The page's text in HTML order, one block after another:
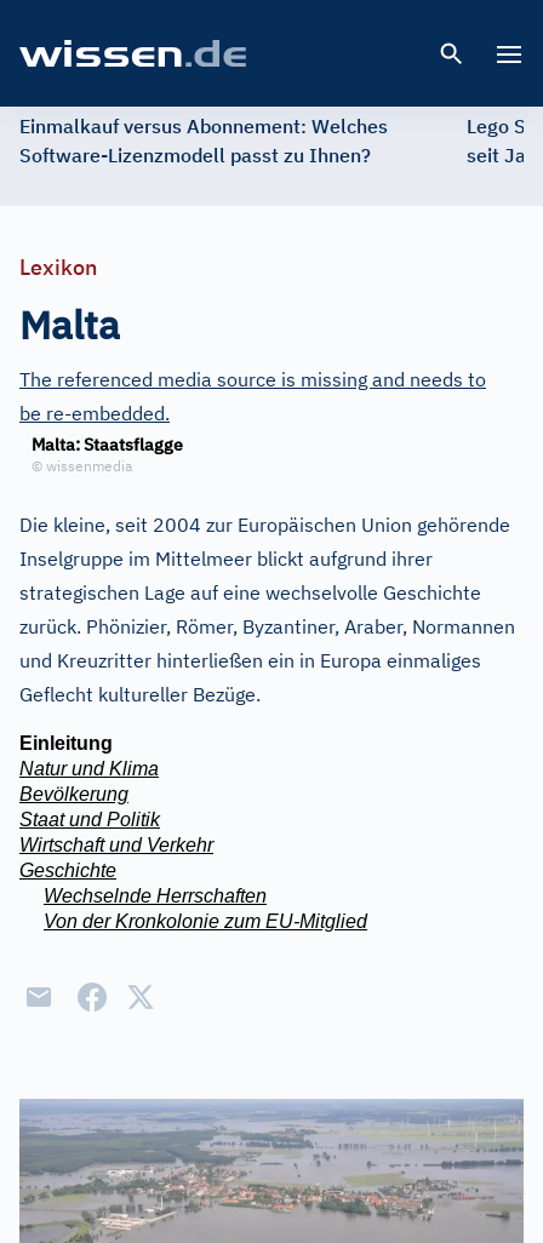
Einmalkauf versus Abonnement: Welches
Software-Lizenzmodell passt zu Ihnen?
Lego
seit
Lexikon
Malta
The referenced media source is missing and needs to
be re-embedded.
Malta: Staatsflagge
© wissenmedia
Die kleine, seit 2004 zur Europäischen Union gehörende
Inselgruppe im Mittelmeer blickt aufgrund ihrer
strategischen Lage auf eine wechselvolle Geschichte
zurück. Phönizier, Römer, Byzantiner, Araber, Normannen
und Kreuzritter hinterließen ein in Europa einmaliges
Geflecht kultureller Bezüge.
Einleitung
Natur und Klima
Bevölkerung
Staat und Politik
Wirtschaft und Verkehr
Geschichte
Wechselnde Herrschaften
Von der Kronkolonie zum EU-Mitglied